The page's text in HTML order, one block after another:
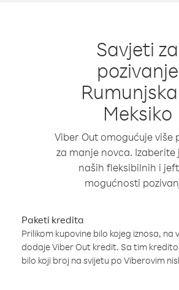
Savjeti za
pozivanje
Meksiko
Viber Out omogućuje više
za manje novca. Izaberite
naših fleksibilnih i
mogućnosti
Paketi kredita
Prilikom kupovine bilo kojeg iznosa, na
dodaje Viber Out kredit. Sa tim
bilo koji broj na svijetu po Viberovim